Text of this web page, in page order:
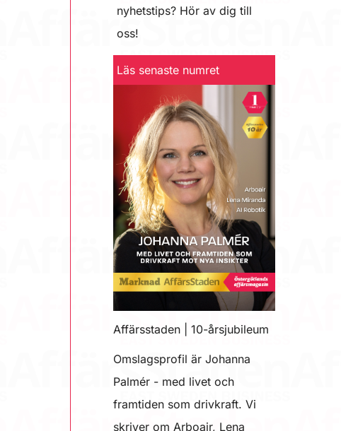
nyhetstips? Hör av dig till
oss!
Läs senaste numret
Affärsstaden | 10-årsjubileum
Omslagsprofil är Johanna
Palmér - med livet och
framtiden som drivkraft. Vi
skriver om Arboair, Lena